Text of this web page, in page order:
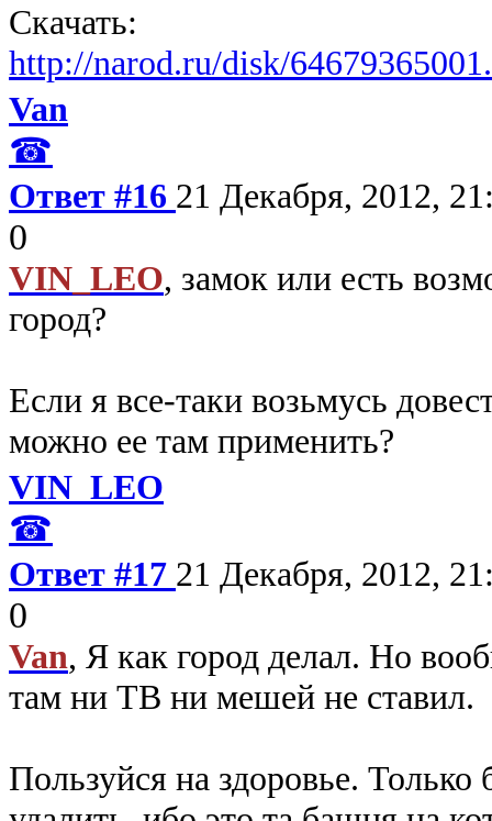
Скачать:
http://narod.ru/disk/
Van
☎
Ответ #16 21 Декабря, 2012,
0
VIN_LEO, замок или есть
город?
Если я все-таки возьмусь
можно ее там применить?
VIN_LEO
☎
Ответ #17 21 Декабря, 2012,
0
Van, Я как город делал. Но
там ни ТВ ни мешей не ставил.
Пользуйся на здоровье.